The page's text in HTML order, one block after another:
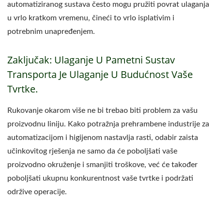
automatiziranog sustava često mogu pružiti povrat ulaganja
u vrlo kratkom vremenu, čineći to vrlo isplativim i
potrebnim unapređenjem.
Zaključak: Ulaganje U Pametni Sustav
Transporta Je Ulaganje U Budućnost Vaše
Tvrtke.
Rukovanje okarom više ne bi trebao biti problem za vašu
proizvodnu liniju. Kako potražnja prehrambene industrije za
automatizacijom i higijenom nastavlja rasti, odabir zaista
učinkovitog rješenja ne samo da će poboljšati vaše
proizvodno okruženje i smanjiti troškove, već će također
poboljšati ukupnu konkurentnost vaše tvrtke i podržati
održive operacije.